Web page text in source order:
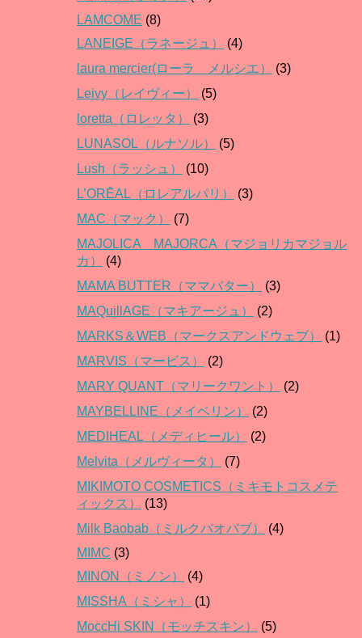
LAMCOME (8)
LANEIGE（ラネージュ）
(4)
laura mercier(ローラ メルシエ）
(3)
Leivy（レイヴィー）
(5)
loretta（ロレッタ）
(3)
LUNASOL（ルナソル）
(5)
Lush（ラッシュ）
(10)
L’ORĒAL（ロレアルパリ）
(3)
MAC（マック）
(7)
MAJOLICA MAJORCA（マジョリカマジョル
カ）
(4)
MAMA BUTTER（ママバター）
(3)
MAQuillAGE（マキアージュ）
(2)
MARKS＆WEB（マークスアンドウェブ）
(1)
MARVIS（マービス）
(2)
MARY QUANT（マリークワント）
(2)
MAYBELLINE（メイベリン）
(2)
MEDIHEAL（メディヒール）
(2)
Melvita（メルヴィータ）
(7)
MIKIMOTO COSMETICS（ミキモトコスメテ
ィックス）
(13)
Milk Baobab（ミルクバオバブ）
(4)
MIMC (3)
MINON（ミノン）
(4)
MISSHA（ミシャ）
(1)
MoccHi SKIN（モッチスキン）
(5)